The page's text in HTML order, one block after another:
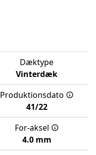
Dæktype
Vinterdæk
Produktionsdato
41/22
For-aksel
4.0 mm